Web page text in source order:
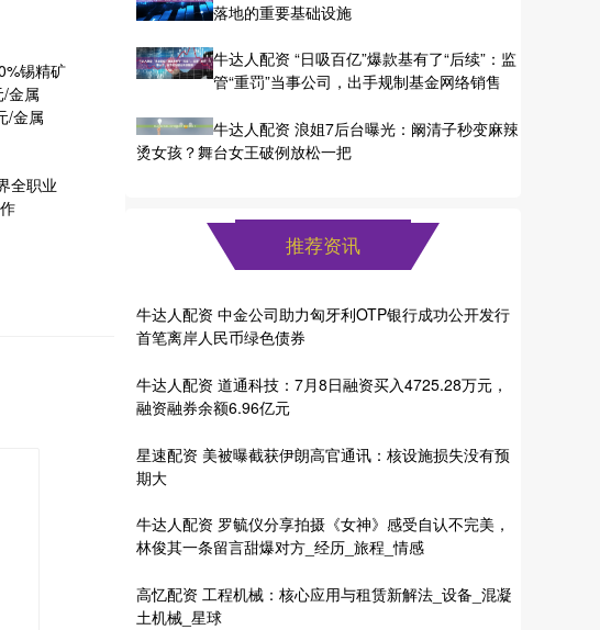
锡精矿
金属
/金属
全职业
落地的重要基础设施
牛达人配资 “日吸百亿”爆款基有了“后续”：监
管“重罚”当事公司，出手规制基金网络销售
牛达人配资 浪姐7后台曝光：阚清子秒变麻辣
烫女孩？舞台女王破例放松一把
推荐资讯
牛达人配资 中金公司助力匈牙利OTP银行成功公开发行
首笔离岸人民币绿色债券
牛达人配资 道通科技：7月8日融资买入4725.28万元，
融资融券余额6.96亿元
星速配资 美被曝截获伊朗高官通讯：核设施损失没有预
期大
牛达人配资 罗毓仪分享拍摄《女神》感受自认不完美，
林俊其一条留言甜爆对方_经历_旅程_情感
高忆配资 工程机械：核心应用与租赁新解法_设备_混凝
土机械_星球